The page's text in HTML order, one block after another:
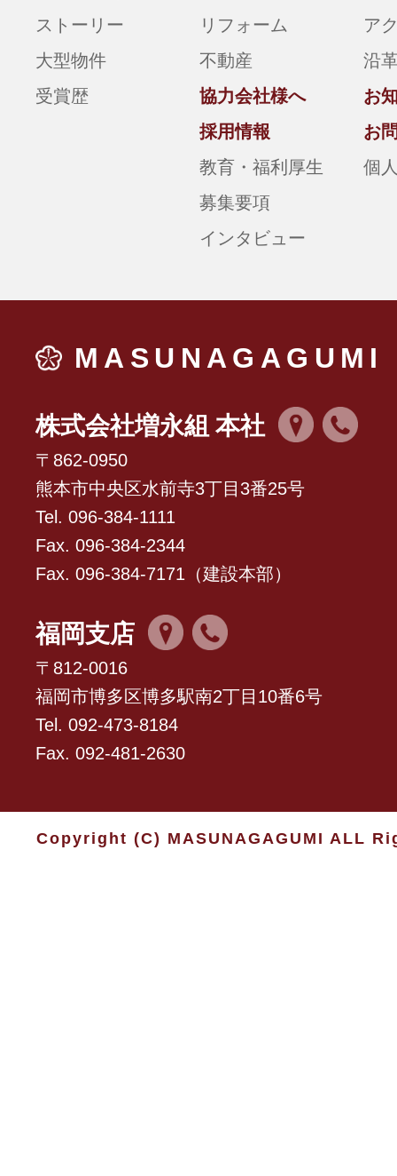
ストーリー
大型物件
受賞歴
リフォーム
不動産
ア
沿
協力会社様へ
採用情報
教育・福利厚生
募集要項
インタビュー
お
お
個
MASUNAGAGUMI
株式会社増永組 本社
〒862-0950
熊本市中央区水前寺3丁目3番25号
Tel. 096-384-1111
Fax. 096-384-2344
Fax. 096-384-7171（建設本部）
福岡支店
〒812-0016
福岡市博多区博多駅南2丁目10番6号
Tel. 092-473-8184
Fax. 092-481-2630
Copyright (C) MASUNAGAGUMI ALL